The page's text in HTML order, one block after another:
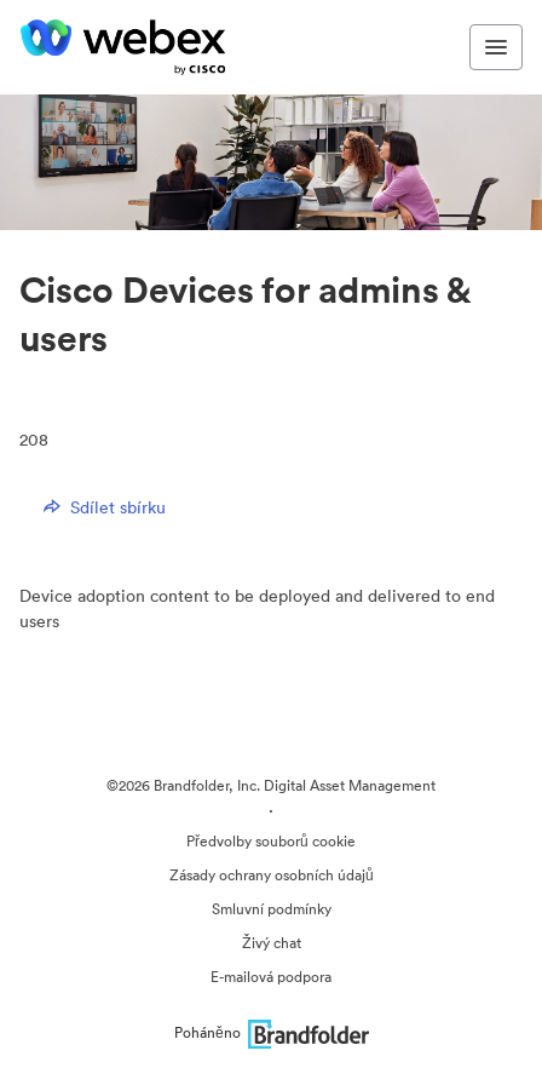
Cisco Devices for admins &
users
208
Sdílet sbírku
Device adoption content to be deployed and delivered to end
users
©2026 Brandfolder, Inc. Digital Asset Management
·
Předvolby souborů cookie
Zásady ochrany osobních údajů
Smluvní podmínky
Živý chat
E-mailová podpora
Poháněno